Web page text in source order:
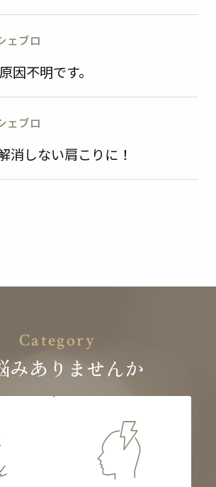
お客様の声
ェブロ
因不明です。
ェブロ
消しない肩こりに！
みありませんか